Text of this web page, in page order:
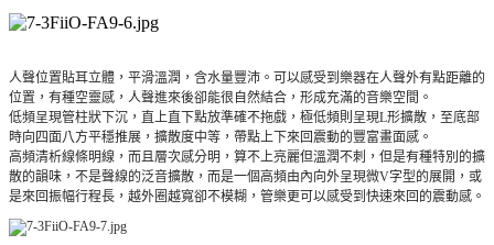
人聲位置貼耳立體，平滑溫潤，含水量豐沛。可以感受到樂器在人聲外有點距離的
位置，有種空靈感，人聲進來後卻能很自然結合，形成充滿的音樂空間。
低頻呈現管柱狀下沉，直上直下點放準確不拖戲，極低頻則呈現L形擴散，至底部
時向四面八方平穩推展，擴散度中等，帶點上下來回震動的豐富畫面感。
高頻清析線條明線，而且層次感分明，算不上亮麗但溫潤不刺，但是有種特別的擴
散的韻味，不是聲線的泛音擴散，而是一個高頻由內向外呈現微V字型的展開，或
是來回振幅行程長，越外圈越寬卻不模糊，管樂更可以感受到快速來回的震動感。